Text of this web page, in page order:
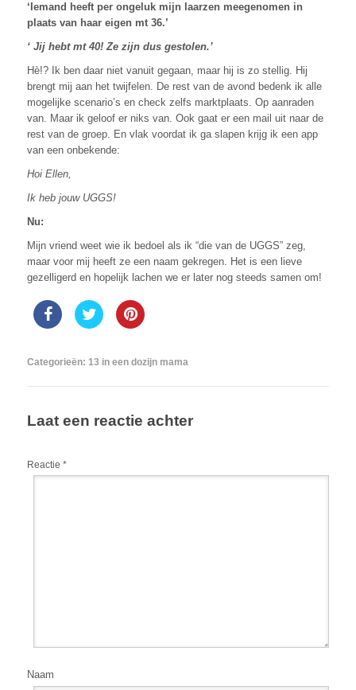
‘Iemand heeft per ongeluk mijn laarzen meegenomen in
plaats van haar eigen mt 36.’
‘ Jij hebt mt 40! Ze zijn dus gestolen.’
Hè!? Ik ben daar niet vanuit gegaan, maar hij is zo stellig. Hij
brengt mij aan het twijfelen. De rest van de avond bedenk ik alle
mogelijke scenario’s en check zelfs marktplaats. Op aanraden
van. Maar ik geloof er niks van. Ook gaat er een mail uit naar de
rest van de groep. En vlak voordat ik ga slapen krijg ik een app
van een onbekende:
Hoi Ellen,
Ik heb jouw UGGS!
Nu:
Mijn vriend weet wie ik bedoel als ik “die van de UGGS” zeg,
maar voor mij heeft ze een naam gekregen. Het is een lieve
gezelligerd en hopelijk lachen we er later nog steeds samen om!
Categorieën: 13 in een dozijn mama
Laat een reactie achter
Reactie *
Naam